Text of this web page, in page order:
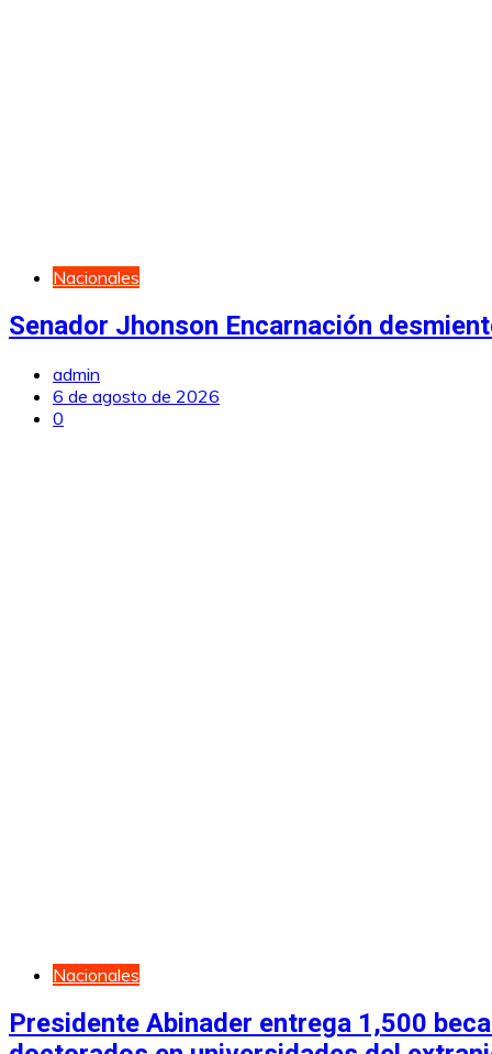
Nacionales
Senador Jhonson Encarnación
admin
6 de agosto de 2026
0
Nacionales
Presidente Abinader entrega 1,500